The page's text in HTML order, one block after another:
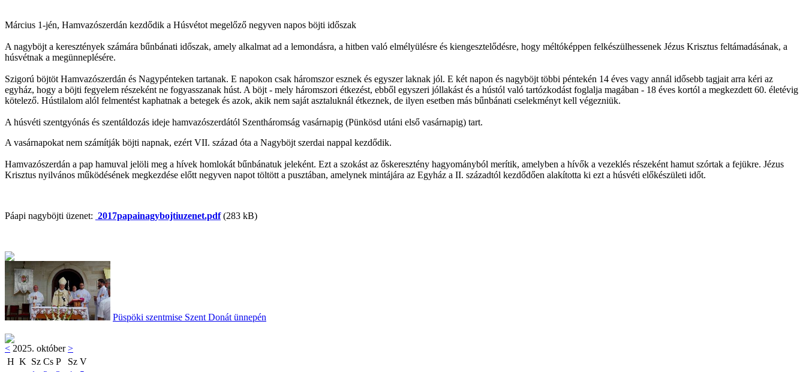
Március 1-jén, Hamvazószerdán kezdődik a Húsvétot megelőző negyven napos böjti időszak
A nagyböjt a keresztények számára bűnbánati időszak, amely alkalmat ad a lemondásra, a hitben való elmélyülésre és kiengesztelődésre, hogy méltóképpen felkészülhessenek Jézus Krisztus feltámadásának, a
húsvétnak a megünneplésére.
Szigorú böjtöt Hamvazószerdán és Nagypénteken tartanak. E napokon csak háromszor esznek és egyszer laknak jól. E két napon és nagyböjt többi péntekén 14 éves vagy annál idősebb tagjait arra kéri az
egyház, hogy a böjti fegyelem részeként ne fogyasszanak húst. A böjt - mely háromszori étkezést, ebből egyszeri jóllakást és a hústól való tartózkodást foglalja magában - 18 éves kortól a megkezdett 60. életévig
kötelező. Hústilalom alól felmentést kaphatnak a betegek és azok, akik nem saját asztaluknál étkeznek, de ilyen esetben más bűnbánati cselekményt kell végezniük.
A húsvéti szentgyónás és szentáldozás ideje hamvazószerdától Szentháromság vasárnapig (Pünkösd utáni első vasárnapig) tart.
A vasárnapokat nem számítják böjti napnak, ezért VII. század óta a Nagyböjt szerdai nappal kezdődik.
Hamvazószerdán a pap hamuval jelöli meg a hívek homlokát bűnbánatuk jeleként. Ezt a szokást az őskeresztény hagyományból merítik, amelyben a hívők a vezeklés részeként hamut szórtak a fejükre. Jézus
Krisztus nyilvános működésének megkezdése előtt negyven napot töltött a pusztában, amelynek mintájára az Egyház a II. századtól kezdődően alakította ki ezt a húsvéti előkészületi időt.
Páapi nagyböjti üzenet: 2017papainagybojtiuzenet.pdf(283 kB)
Püspöki szentmise Szent Donát ünnepén
< 2025. október>
H K Sz Cs P Sz V